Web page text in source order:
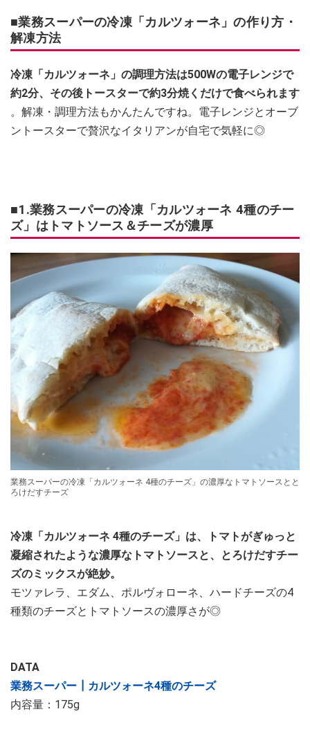
■業務スーパーの冷凍「カルツォーネ」の作り方・
解凍方法
冷凍「カルツォーネ」の調理方法は500Wの電子レンジで
約2分、その後トースターで約3分焼くだけで食べられます
。解凍・調理方法もかんたんですね。電子レンジとオーブ
ントースターで贅沢なイタリアンが自宅で気軽に◎
■1.業務スーパーの冷凍「カルツォーネ 4種のチー
ズ」はトマトソース＆チーズが濃厚
業務スーパーの冷凍「カルツォーネ 4種のチーズ」の濃厚なトマトソースとと
ろけだすチーズ
冷凍「カルツォーネ 4種のチーズ」は、トマトがぎゅっと
凝縮されたような濃厚なトマトソースと、とろけだすチー
ズのミックスが絶妙。
モツァレラ、エダム、ポルヴォローネ、ハードチーズの4
種類のチーズとトマトソースの濃厚さが◎
DATA
業務スーパー┃カルツォーネ4種のチーズ
内容量：175g